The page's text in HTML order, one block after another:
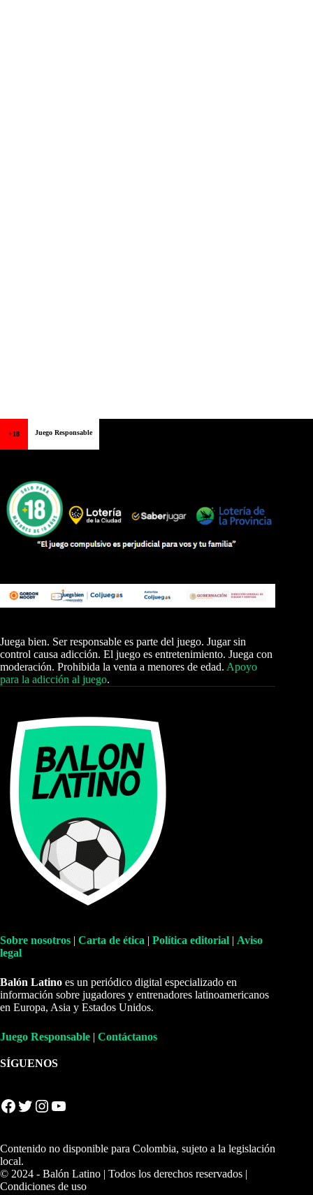
+18 Juego Responsable
Juega bien. Ser responsable es parte del juego. Jugar sin
control causa adicción. El juego es entretenimiento. Juega con
moderación. Prohibida la venta a menores de edad. Apoyo
para la adicción al juego.
Sobre nosotros | Carta de ética | Política editorial | Aviso
legal
Balón Latino es un periódico digital especializado en
información sobre jugadores y entrenadores latinoamericanos
en Europa, Asia y Estados Unidos.
Juego Responsable | Contáctanos
SÍGUENOS
Facebook Twitter Instagram YouTube
Contenido no disponible para Colombia, sujeto a la legislación
local.
© 2024 - Balón Latino | Todos los derechos reservados |
Condiciones de uso